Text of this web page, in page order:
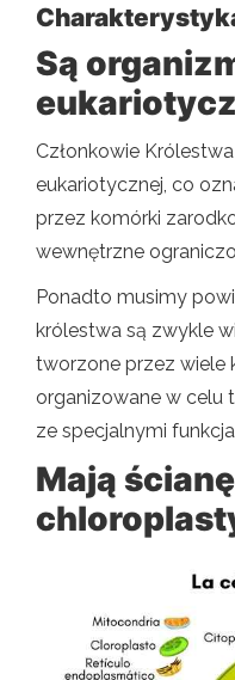
Są
Członkowie
eukariotycznej, co
przez komórki
wewnętrzne
Ponadto musimy
królestwa są zwykle
tworzone przez wiele
organizowane w celu
ze specjalnymi
Mają